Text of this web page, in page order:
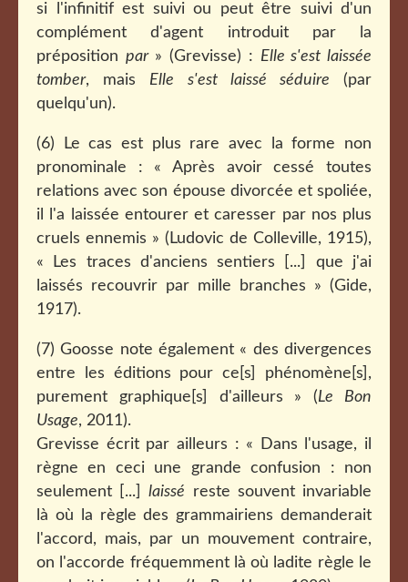
si l'infinitif est suivi ou peut être suivi d'un
complément d'agent introduit par la
préposition par» (Grevisse) : Elle s'est laissée
tomber, mais Elle s'est laissé séduire (par
quelqu'un).
(6) Le cas est plus rare avec la forme non
pronominale : « Après avoir cessé toutes
relations avec son épouse divorcée et spoliée,
il l'a laissée entourer et caresser par nos plus
cruels ennemis » (Ludovic de Colleville, 1915),
« Les traces d'anciens sentiers [...] que j'ai
laissés recouvrir par mille branches » (Gide,
1917).
(7) Goosse note également « des divergences
entre les éditions pour ce[s] phénomène[s],
purement graphique[s] d'ailleurs » (Le Bon
Usage, 2011).
Grevisse écrit par ailleurs : « Dans l'usage, il
règne en ceci une grande confusion : non
seulement [...]laissé reste souvent invariable
là où la règle des grammairiens demanderait
l'accord, mais, par un mouvement contraire,
on l'accorde fréquemment là où ladite règle le